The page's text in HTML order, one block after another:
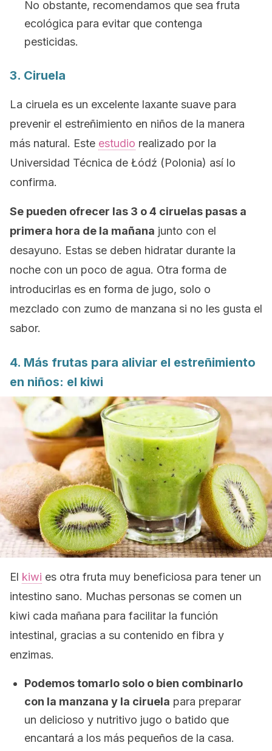
No obstante, recomendamos que sea fruta
ecológica para evitar que contenga
pesticidas.
3. Ciruela
La ciruela es un excelente laxante suave para
prevenir el estreñimiento en niños de la manera
más natural. Este estudio realizado por la
Universidad Técnica de Łódź (Polonia) así lo
confirma.
Se pueden ofrecer las 3 o 4 ciruelas pasas a
primera hora de la mañana junto con el
desayuno. Estas se deben hidratar durante la
noche con un poco de agua. Otra forma de
introducirlas es en forma de jugo, solo o
mezclado con zumo de manzana si no les gusta el
sabor.
4. Más frutas para aliviar el estreñimiento
en niños: el kiwi
El kiwi es otra fruta muy beneficiosa para tener un
intestino sano. Muchas personas se comen un
kiwi cada mañana para facilitar la función
intestinal, gracias a su contenido en fibra y
enzimas.
Podemos tomarlo solo o bien combinarlo
con la manzana y la ciruela para preparar
un delicioso y nutritivo jugo o batido que
encantará a los más pequeños de la casa.